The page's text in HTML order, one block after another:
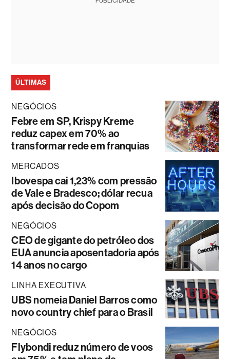
ÚLTIMAS
NEGÓCIOS
Febre em SP, Krispy Kreme
reduz capex em 70% ao
transformar rede em franquias
MERCADOS
Ibovespa cai 1,23% com pressão
de Vale e Bradesco; dólar recua
após decisão do Copom
NEGÓCIOS
CEO de gigante do petróleo dos
EUA anuncia aposentadoria após
14 anos no cargo
LINHA EXECUTIVA
UBS nomeia Daniel Barros como
novo country chief para o Brasil
NEGÓCIOS
Flybondi reduz número de voos